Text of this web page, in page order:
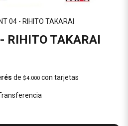
04 - RIHITO TAKARAI
RIHITO TAKARAI
de$4.000 con tarjetas